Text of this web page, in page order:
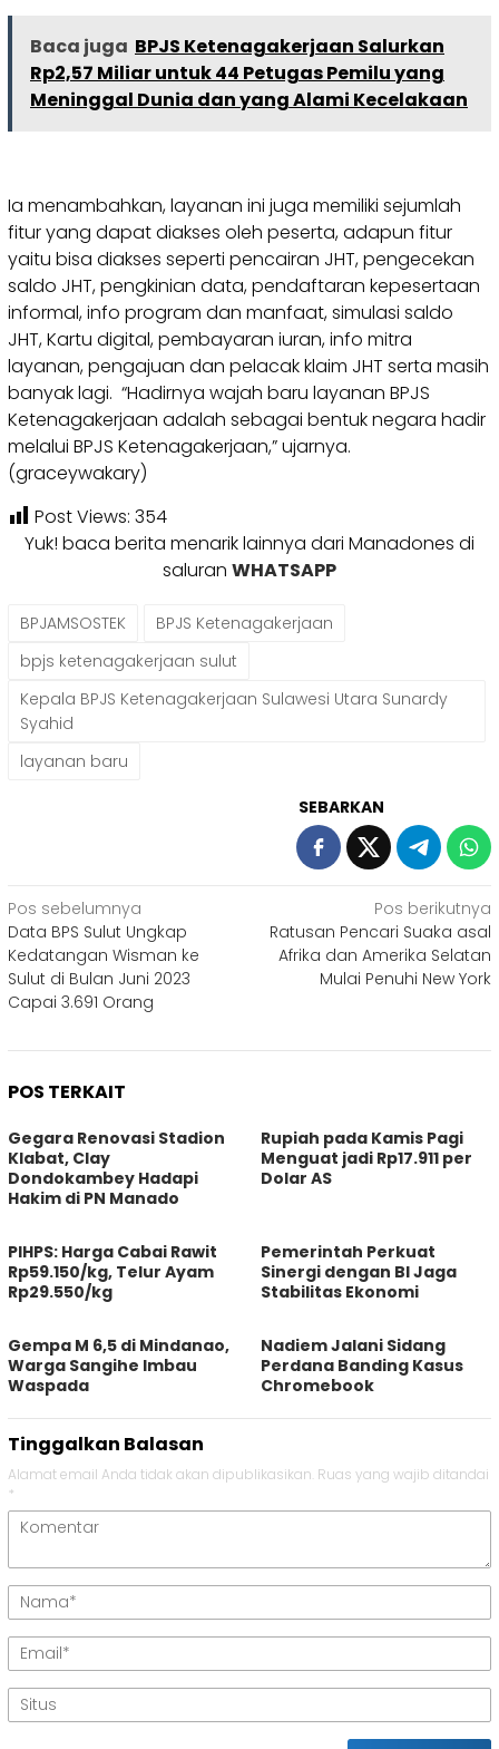
Baca juga BPJS Ketenagakerjaan Salurkan
Rp2,57 Miliar untuk 44 Petugas Pemilu yang
Meninggal Dunia dan yang Alami Kecelakaan
Ia menambahkan, layanan ini juga memiliki sejumlah
fitur yang dapat diakses oleh peserta, adapun fitur
yaitu bisa diakses seperti pencairan JHT, pengecekan
saldo JHT, pengkinian data, pendaftaran kepesertaan
informal, info program dan manfaat, simulasi saldo
JHT, Kartu digital, pembayaran iuran, info mitra
layanan, pengajuan dan pelacak klaim JHT serta masih
banyak lagi. “Hadirnya wajah baru layanan BPJS
Ketenagakerjaan adalah sebagai bentuk negara hadir
melalui BPJS Ketenagakerjaan,” ujarnya.
(graceywakary)
Post Views: 354
Yuk! baca berita menarik lainnya dari Manadones di
saluran WHATSAPP
BPJAMSOSTEK
BPJS Ketenagakerjaan
bpjs ketenagakerjaan sulut
Kepala BPJS Ketenagakerjaan Sulawesi Utara Sunardy
Syahid
layanan baru
SEBARKAN
Navigasi
pos
Pos sebelumnya
Data BPS Sulut Ungkap
Kedatangan Wisman ke
Sulut di Bulan Juni 2023
Capai 3.691 Orang
Pos berikutnya
Ratusan Pencari Suaka asal
Afrika dan Amerika Selatan
Mulai Penuhi New York
POS TERKAIT
Gegara Renovasi Stadion
Klabat, Clay
Dondokambey Hadapi
Hakim di PN Manado
Rupiah pada Kamis Pagi
Menguat jadi Rp17.911 per
Dolar AS
PIHPS: Harga Cabai Rawit
Rp59.150/kg, Telur Ayam
Rp29.550/kg
Pemerintah Perkuat
Sinergi dengan BI Jaga
Stabilitas Ekonomi
Gempa M 6,5 di Mindanao,
Warga Sangihe Imbau
Waspada
Nadiem Jalani Sidang
Perdana Banding Kasus
Chromebook
Tinggalkan Balasan
Alamat email Anda tidak akan dipublikasikan. Ruas yang wajib ditandai
*